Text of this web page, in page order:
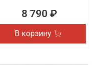
8 790 ₽
В корзину